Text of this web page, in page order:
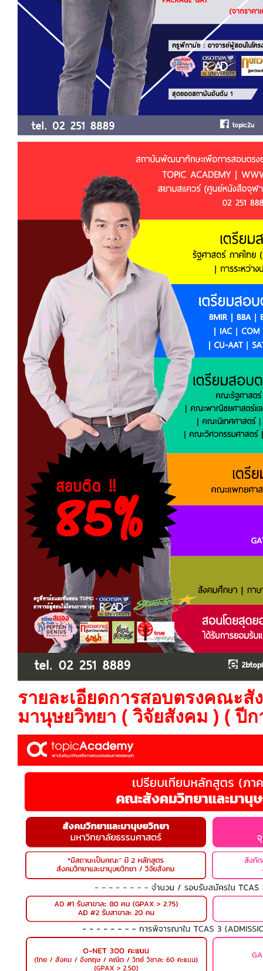
รายละเอียดการสอบตรงคณะสั
มานุษยวิทยา ( วิจัยสังคม ) ( ปีก